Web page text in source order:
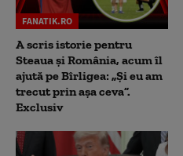
FANATIK.RO
A scris istorie pentru
Steaua și România, acum îl
ajută pe Bîrligea: „Și eu am
trecut prin așa ceva”.
Exclusiv